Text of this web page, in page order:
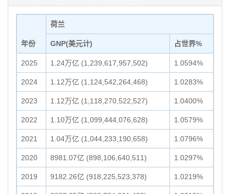
年份
荷兰
GNP(美元计) 占世界%
2025 1.24万亿 (1,239,617,957,502) 1.0594%
2024 1.12万亿 (1,124,542,264,468) 1.0283%
2023 1.12万亿 (1,118,270,522,527) 1.0400%
2022 1.10万亿 (1,099,444,076,628) 1.0579%
2021 1.04万亿 (1,044,233,190,658) 1.0796%
2020 8981.07亿 (898,106,640,511) 1.0297%
2019 9182.26亿 (918,225,523,378) 1.0219%